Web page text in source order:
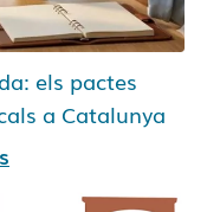
els pactes
a Catalunya